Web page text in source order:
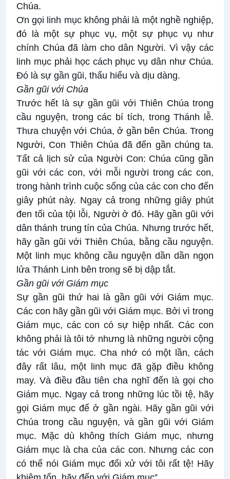
Chúa.
Ơn gọi linh mục không phải là một nghề nghiệp,
đó là một sự phục vụ, một sự phục vụ như
chính Chúa đã làm cho dân Người. Vì vậy các
linh mục phải học cách phục vụ dân như Chúa.
Đó là sự gần gũi, thấu hiểu và dịu dàng.
Gần gũi với Chúa
Trước hết là sự gần gũi với Thiên Chúa trong
cầu nguyện, trong các bí tích, trong Thánh lễ.
Thưa chuyện với Chúa, ở gần bên Chúa. Trong
Người, Con Thiên Chúa đã đến gần chúng ta.
Tất cả lịch sử của Người Con: Chúa cũng gần
gũi với các con, với mỗi người trong các con,
trong hành trình cuộc sống của các con cho đến
giây phút này. Ngay cả trong những giây phút
đen tối của tội lỗi, Người ở đó. Hãy gần gũi với
dân thánh trung tín của Chúa. Nhưng trước hết,
hãy gần gũi với Thiên Chúa, bằng cầu nguyện.
Một linh mục không cầu nguyện dần dần ngọn
lửa Thánh Linh bên trong sẽ bị dập tắt.
Gần gũi với Giám mục
Sự gần gũi thứ hai là gần gũi với Giám mục.
Các con hãy gần gũi với Giám mục. Bởi vì trong
Giám mục, các con có sự hiệp nhất. Các con
không phải là tôi tớ nhưng là những người cộng
tác với Giám mục. Cha nhớ có một lần, cách
đây rất lâu, một linh mục đã gặp điều không
may. Và điều đầu tiên cha nghĩ đến là gọi cho
Giám mục. Ngay cả trong những lúc tồi tệ, hãy
gọi Giám mục để ở gần ngài. Hãy gần gũi với
Chúa trong cầu nguyện, và gần gũi với Giám
mục. Mặc dù không thích Giám mục, nhưng
Giám mục là cha của các con. Nhưng các con
có thể nói Giám mục đối xử với tôi rất tệ! Hãy